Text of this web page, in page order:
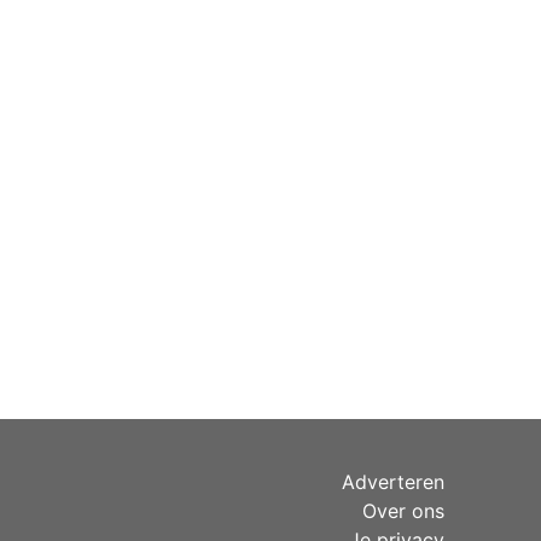
Adverteren
Over ons